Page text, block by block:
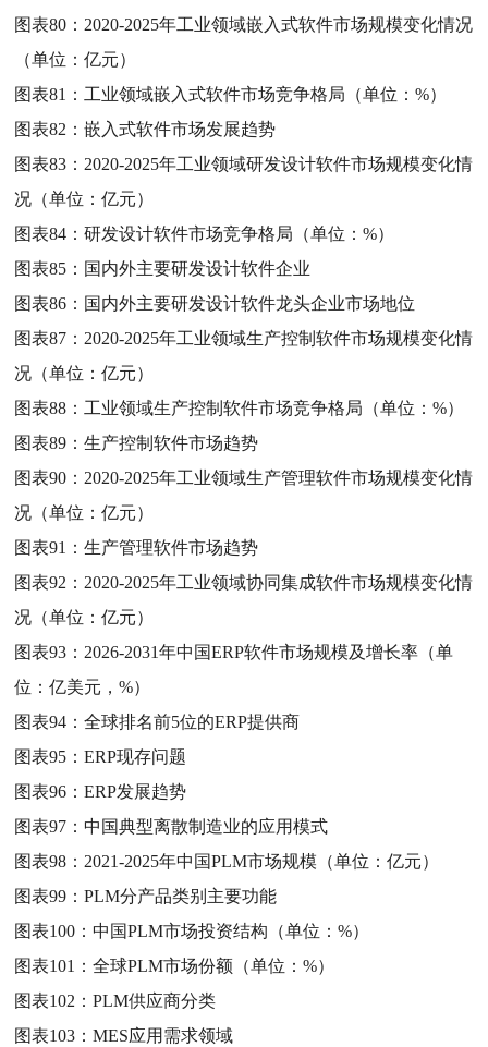
图表80： 2020-2025年工业领域嵌入式软件市场规模变化情况
（单位：亿元）
图表81： 工业领域嵌入式软件市场竞争格局（单位：%）
图表82：嵌入式软件市场发展趋势
图表83： 2020-2025年工业领域研发设计软件市场规模变化情
况（单位：亿元）
图表84：研发设计软件市场竞争格局（单位：%）
图表85： 国内外主要研发设计软件企业
图表86： 国内外主要研发设计软件龙头企业市场地位
图表87： 2020-2025年工业领域生产控制软件市场规模变化情
况（单位：亿元）
图表88： 工业领域生产控制软件市场竞争格局（单位：%）
图表89：生产控制软件市场趋势
图表90： 2020-2025年工业领域生产管理软件市场规模变化情
况（单位：亿元）
图表91：生产管理软件市场趋势
图表92： 2020-2025年工业领域协同集成软件市场规模变化情
况（单位：亿元）
图表93： 2026-2031年中国ERP软件市场规模及增长率（单
位：亿美元，%）
图表94：全球排名前5位的ERP提供商
图表95：ERP现存问题
图表96：ERP发展趋势
图表97：中国典型离散制造业的应用模式
图表98： 2021-2025年中国PLM市场规模（单位：亿元）
图表99：PLM分产品类别主要功能
图表100：中国PLM市场投资结构（单位：%）
图表101：全球PLM市场份额（单位：%）
图表102：PLM供应商分类
图表103：MES应用需求领域